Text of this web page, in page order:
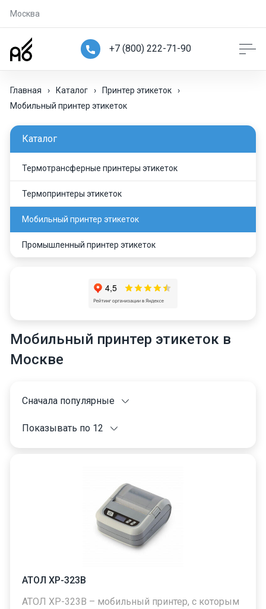
Москва
+7 (800) 222-71-90
Главная › Каталог › Принтер этикеток
›
Мобильный принтер этикеток
Каталог
Термотрансферные принтеры этикеток
Термопринтеры этикеток
Мобильный принтер этикеток
Промышленный принтер этикеток
Мобильный принтер этикеток в
Москве
Сначала популярные
Показывать по 12
АТОЛ XP-323B
АТОЛ XP-323B – мобильный принтер, с которым